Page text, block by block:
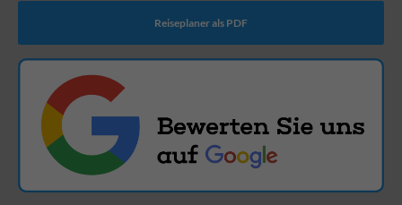
Reiseplaner als PDF